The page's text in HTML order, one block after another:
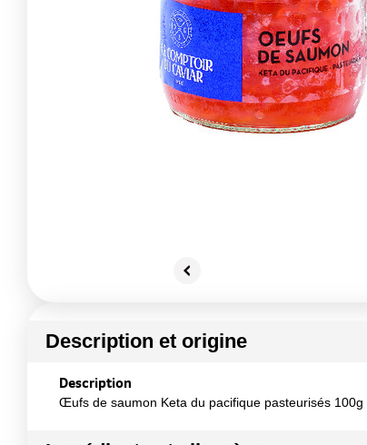
Description et origine
Description
Œufs de saumon Keta du pacifique pasteurisés 100g